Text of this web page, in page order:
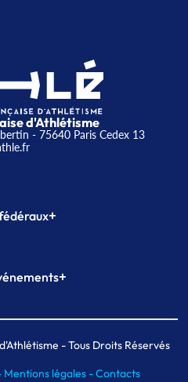
d'Athlétisme
- 75640 Paris Cedex 13
+
Formation
+
Paris indoor
de Paris- Tous Droits Réservés
Mentions légales -Contacts